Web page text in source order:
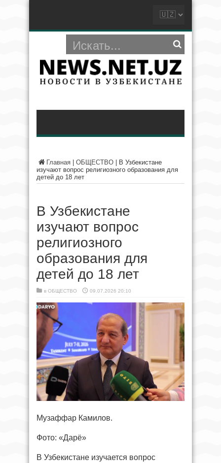
Главная ОБЩЕСТВО
В Узбекистане
изучают вопрос религиозного образования для
детей до 18 лет
В Узбекистане
изучают вопрос
религиозного
образования для
детей до 18 лет
в ОБЩЕСТВО 09.07.2026 20:10
Музаффар Камилов.
Фото: «Дарё»
В Узбекистане изучается вопрос